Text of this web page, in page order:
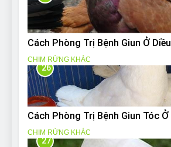
Cách Phòng Trị Bệnh Giun Ở
CHIM RỪNG KHÁC
26
Cách Phòng Trị Bệnh Giun Tóc Ở
CHIM RỪNG KHÁC
27